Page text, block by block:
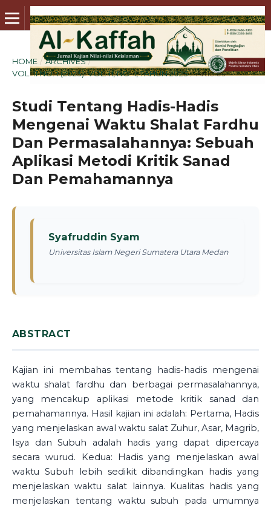
HOME / ARCHIVES /
VOL. 11 NO. 1 (2023): VOL. 11, NO. 1, TAHUN 2023 / Articles
Studi Tentang Hadis-Hadis
Mengenai Waktu Shalat Fardhu
Dan Permasalahannya: Sebuah
Aplikasi Metodi Kritik Sanad
Dan Pemahamannya
Syafruddin Syam
Universitas Islam Negeri Sumatera Utara Medan
ABSTRACT
Kajian ini membahas tentang hadis-hadis mengenai
waktu shalat fardhu dan berbagai permasalahannya,
yang mencakup aplikasi metode kritik sanad dan
pemahamannya. Hasil kajian ini adalah: Pertama, Hadis
yang menjelaskan awal waktu salat Zuhur, Asar, Magrib,
Isya dan Subuh adalah hadis yang dapat dipercaya
secara wurud. Kedua: Hadis yang menjelaskan awal
waktu Subuh lebih sedikit dibandingkan hadis yang
menjelaskan waktu salat lainnya. Kualitas hadis yang
menjelaskan tentang waktu subuh pada umumnya